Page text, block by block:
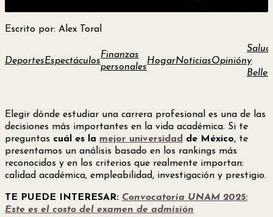
Escrito por: Alex Toral
DeportesEspectáculos
Finanzas
personales
HogarNoticiasOpinión
Salud
y
Elegir dónde estudiar una carrera profesional es una de las
decisiones más importantes en la vida académica. Si te
preguntas cuál es la mejor universidad de México, te
presentamos un análisis basado en los rankings más
reconocidos y en los criterios que realmente importan:
calidad académica, empleabilidad, investigación y prestigio.
TE PUEDE INTERESAR: Convocatoria UNAM 2025:
Este es el costo del examen de admisión